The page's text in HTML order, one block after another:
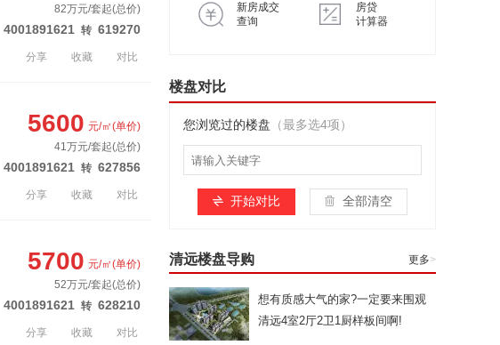
4001891621 转 619270
82万元/套起(总价)
分享 收藏 对比
4001891621 转 627856
5600 元/㎡(单价)
41万元/套起(总价)
分享 收藏 对比
4001891621 转 628210
5700 元/㎡(单价)
52万元/套起(总价)
分享 收藏 对比
新房成交
查询
房贷
计算器
楼盘对比
您浏览过的楼盘 （最多选4项）
开始对比 全部清空
清远楼盘导购 更多>
想有质感大气的家?一定要来围观
清远4室2厅2卫1厨样板间啊!